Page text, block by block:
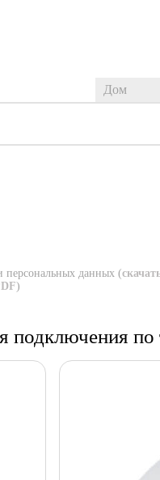
данных (
)
подключения